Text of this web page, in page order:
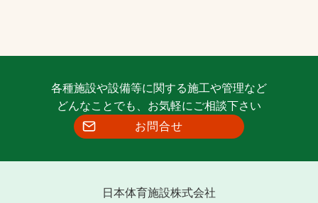
各種施設や設備等に関する施工や管理など
どんなことでも、お気軽にご相談下さい
お問合せ
日本体育施設株式会社